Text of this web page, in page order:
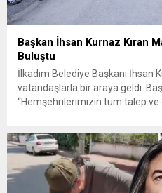
Başkan İhsan Kurnaz Kıran
Buluştu
İlkadım Belediye Başkanı İhsan
vatandaşlarla bir araya geldi.
“Hemşehrilerimizin tüm talep ve
sohbet eden, onların talep ve
Kurnaz, gelen taleplerin çözümü